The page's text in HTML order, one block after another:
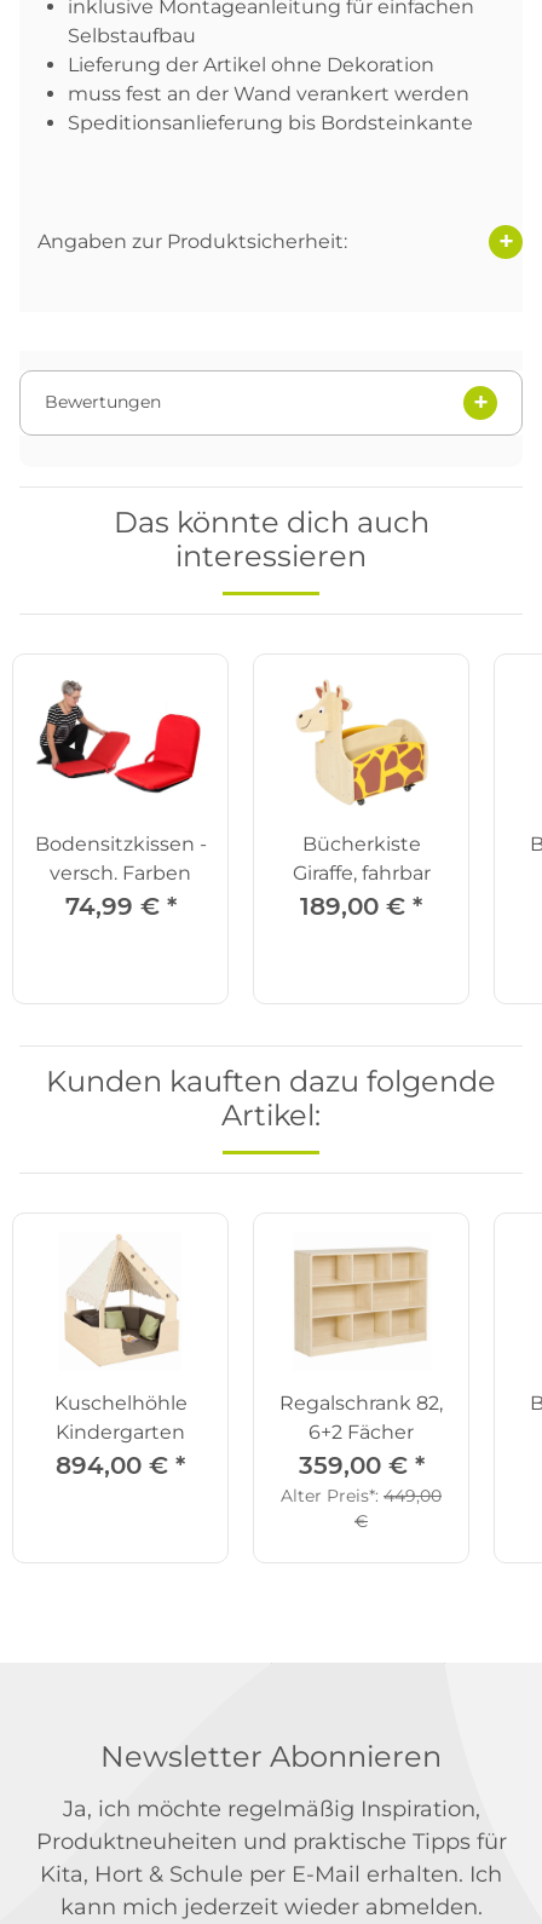
inklusive Montageanleitung für einfachen
Selbstaufbau
Lieferung der Artikel ohne Dekoration
muss fest an der Wand verankert werden
Speditionsanlieferung bis Bordsteinkante
Angaben zur Produktsicherheit:
Bewertungen
Das könnte dich auch
interessieren
Bodensitzkissen -
versch. Farben
74,99 € *
Bücherkiste
Giraffe, fahrbar
189,00 € *
Kunden kauften dazu folgende
Artikel:
Kuschelhöhle
Kindergarten
894,00 € *
Regalschrank 82,
6+2 Fächer
359,00 € *
Alter Preis*: 449,00
€
Newsletter Abonnieren
Ja, ich möchte regelmäßig Inspiration,
Produktneuheiten und praktische Tipps für
Kita, Hort & Schule per E-Mail erhalten. Ich
kann mich jederzeit wieder abmelden.